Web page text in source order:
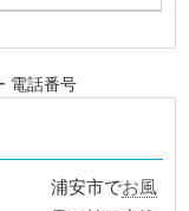
浦安市でお風